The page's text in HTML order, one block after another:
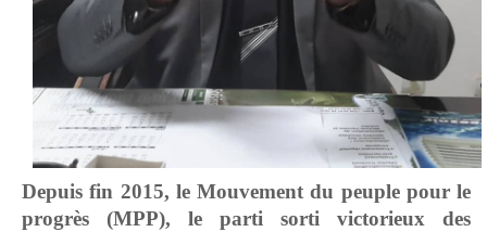
Depuis fin 2015, le Mouvement du peuple pour le
progrès (MPP), le parti sorti victorieux des